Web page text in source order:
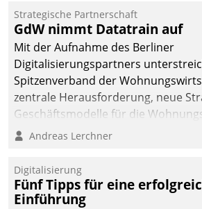
kommunale
gemeinsam mit der Berliner
Teilprozess der Objektsanierung
Strategische Partnerschaft
GdW nimmt Datatrain auf
Mit der Aufnahme des Berliner
Digitalisierungspartners
Spitzenverband der
zentrale Herausforderung, neue
Geschäftsmodelle für die
entwickeln.
Andreas Lerchner
Digitalisierung
Fünf Tipps für eine
Einführung